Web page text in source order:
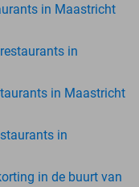
in Maastricht
in
in Maastricht
in
in de buurt van